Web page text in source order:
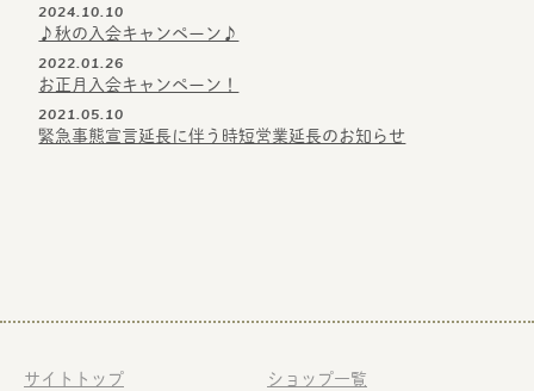
2024.10.10
♪秋の入会キャンペーン♪
2022.01.26
お正月入会キャンペーン！
2021.05.10
緊急事態宣言延長に伴う時短営業延長のお知らせ
サイトトップ ショップ一覧